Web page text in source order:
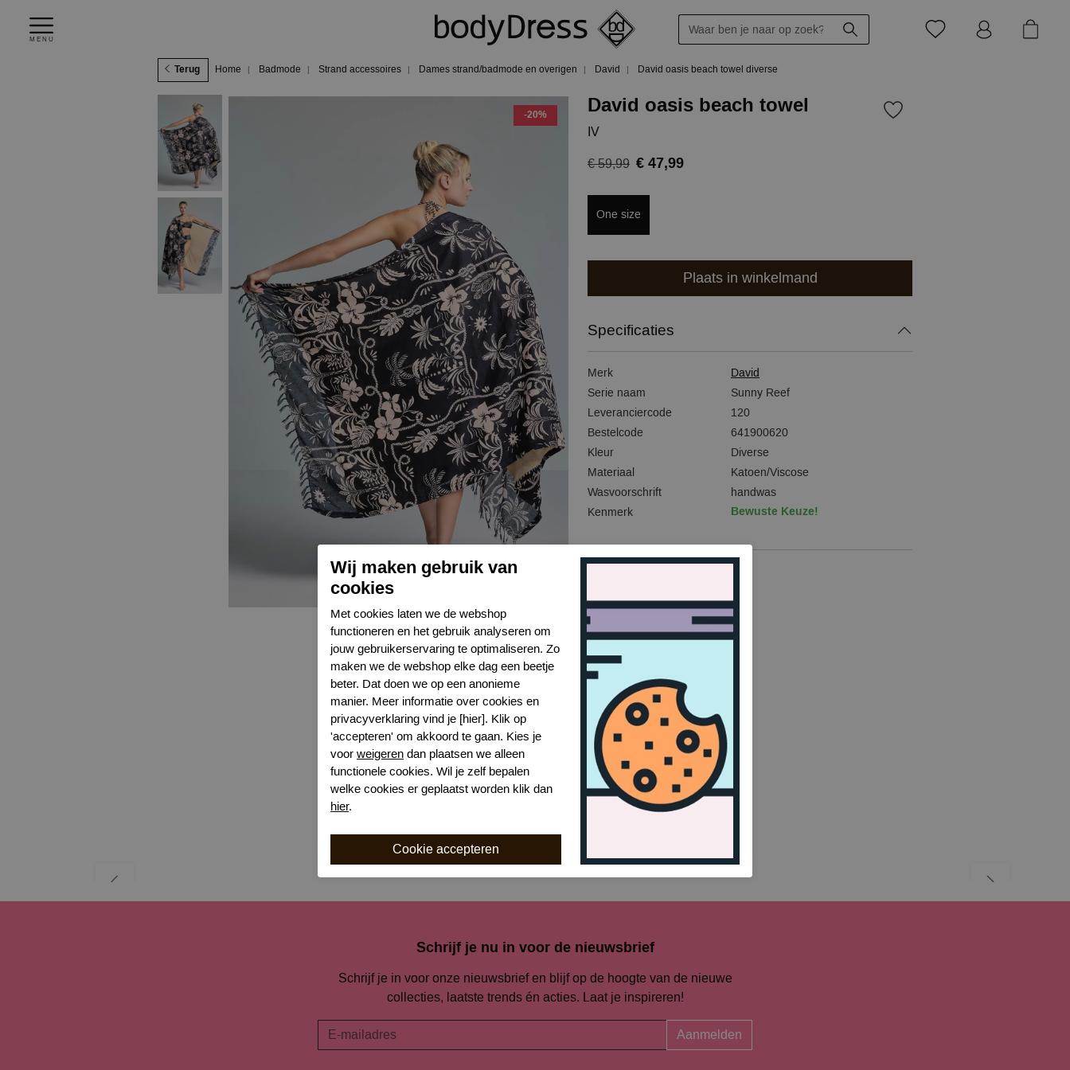
MENU
Terug Home Badmode Strand accessoires Dames strand/badmode en overigen David David oasis beach towel diverse
-20% David oasis beach towel
IV
€ 59,99 € 47,99
One size
Plaats in winkelmand
Specificaties
Merk
David
Serie naam
Sunny Reef
Leveranciercode
120
Bestelcode
641900620
Kleur
Diverse
Materiaal
Katoen/Viscose
Wasvoorschrift
handwas
Kenmerk
Bewuste Keuze!
Toon alles van David
Naar alle strand accessoires
David
Schrijf je nu in voor de nieuwsbrief
Schrijf je in voor onze nieuwsbrief en blijf op de hoogte van de nieuwe
collecties, laatste trends én acties. Laat je inspireren!
Aanmelden
Wij maken gebruik van
cookies
Met cookies laten we de webshop
functioneren en het gebruik analyseren om
jouw gebruikerservaring te optimaliseren. Zo
maken we de webshop elke dag een beetje
beter. Dat doen we op een anonieme
manier. Meer informatie over cookies en
privacyverklaring vind je [hier]. Klik op
'accepteren' om akkoord te gaan. Kies je
voor weigeren dan plaatsen we alleen
functionele cookies. Wil je zelf bepalen
welke cookies er geplaatst worden klik dan
hier.